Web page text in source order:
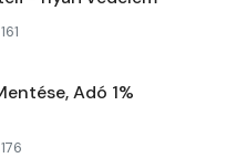
161
Adó 1%
176